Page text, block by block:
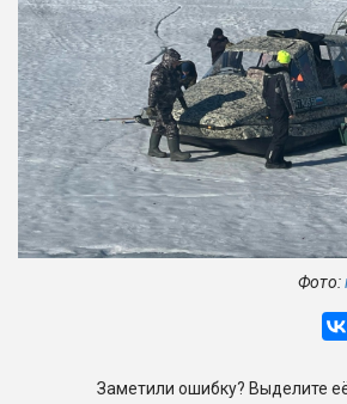
Фото:
Заметили ошибку? Выделите